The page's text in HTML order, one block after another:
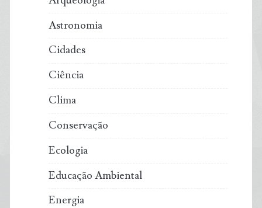
Astronomia
Cidades
Ciência
Clima
Conservação
Ecologia
Educação Ambiental
Energia